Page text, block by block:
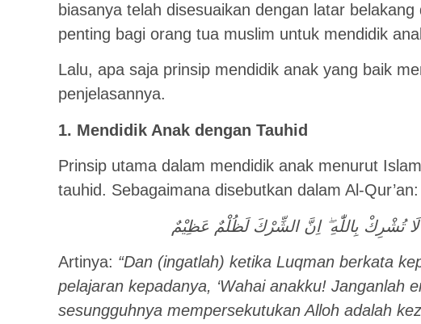
biasanya telah disesuaikan dengan latar
penting bagi orang tua muslim untuk mendidik
Lalu, apa saja prinsip mendidik anak yang baik
penjelasannya.
1. Mendidik Anak dengan Tauhid
Prinsip utama dalam mendidik anak menurut
tauhid. Sebagaimana disebutkan dalam Al-Qur’an:
لَا تُشْرِكْ بِاللّٰهِ ۖ اِنَّ الشِّرْكَ لَظُلْمٌ عَظِيْمٌ
Artinya: “Dan (ingatlah) ketika Luqman berkata
pelajaran kepadanya, ‘Wahai anakku! Janganlah
sesungguhnya mempersekutukan Alloh adalah